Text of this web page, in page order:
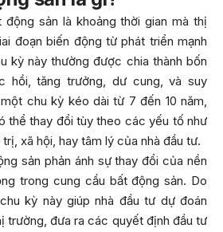
sản là khoảng thời gian mà thị
đoạn biến động từ phát triển mạnh
kỳ này thường được chia thành bốn
hồi, tăng trưởng, dư cung, và suy
chu kỳ kéo dài từ 7 đến 10 năm,
thể thay đổi tùy theo các yếu tố như
xã hội, hay tâm lý của nhà đầu tư.
sản phản ánh sự thay đổi của nền
trong cung cầu bất động sản. Do
kỳ này giúp nhà đầu tư dự đoán
trường, đưa ra các quyết định đầu tư